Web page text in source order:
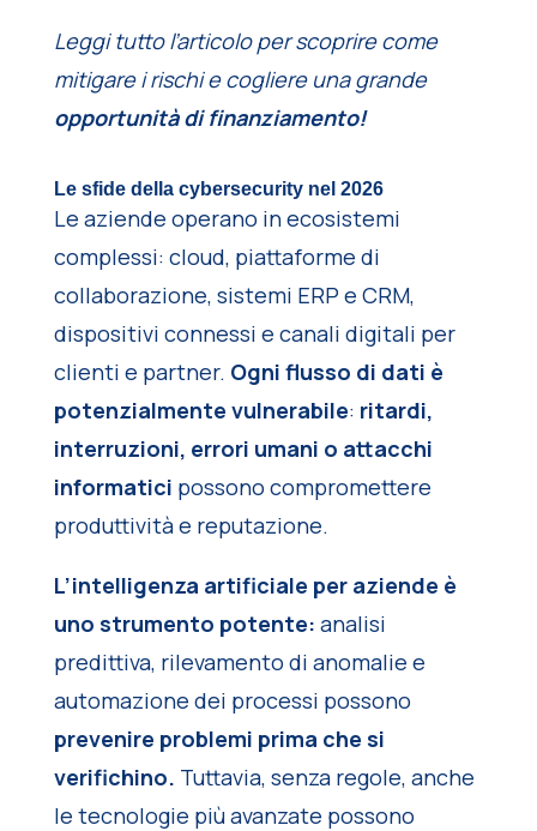
Leggi tutto l’articolo per scoprire come
mitigare i rischi e cogliere una grande
opportunità di finanziamento!
Le sfide della cybersecurity nel 2026
Le aziende operano in ecosistemi
complessi: cloud, piattaforme di
collaborazione, sistemi ERP e CRM,
dispositivi connessi e canali digitali per
clienti e partner. Ogni flusso di dati è
potenzialmente vulnerabile: ritardi,
interruzioni, errori umani o attacchi
informatici possono compromettere
produttività e reputazione.
L’intelligenza artificiale per aziende è
uno strumento potente: analisi
predittiva, rilevamento di anomalie e
automazione dei processi possono
prevenire problemi prima che si
verifichino. Tuttavia, senza regole, anche
le tecnologie più avanzate possono